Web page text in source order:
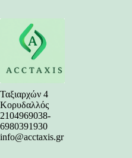
περιεχόμενο
Ταξιαρχών 4
Κορυδαλλός
2104969038-
6980391930
info@acctaxis.gr